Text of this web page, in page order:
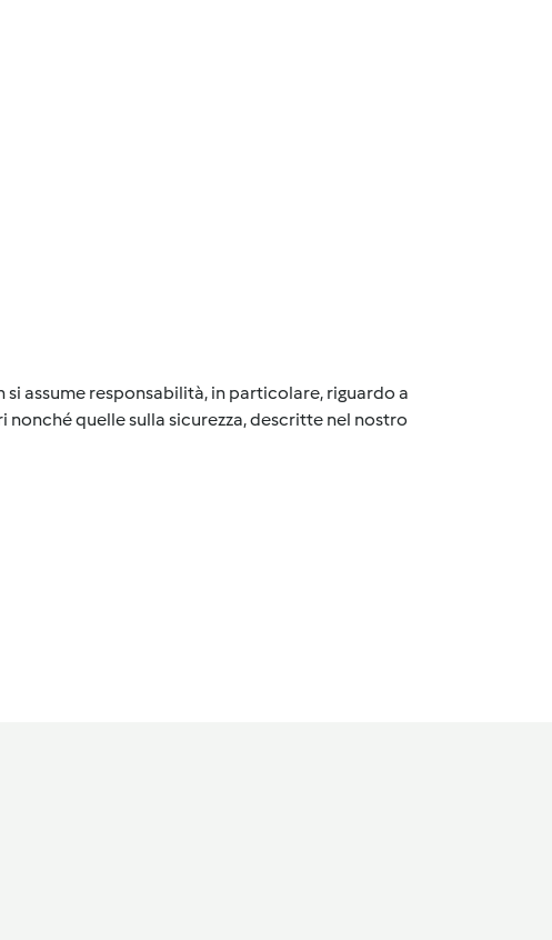
assume responsabilità, in particolare, riguardo a
quelle sulla sicurezza, descritte nel nostro